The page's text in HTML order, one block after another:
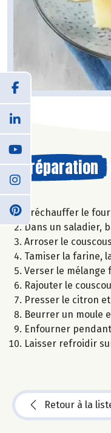
Préparation
Préchauffer le
Dans un saladier,
Arroser le
Tamiser la farine,
Verser le mélange
Rajouter le
Presser le citron
Beurrer un moule
Enfourner
Laisser refroidir
Retour à la